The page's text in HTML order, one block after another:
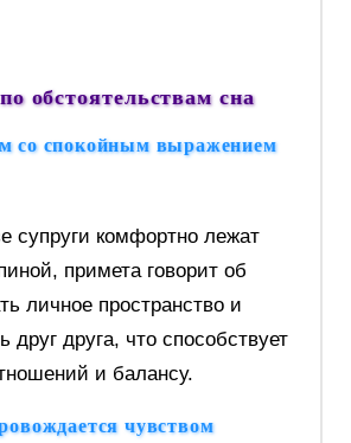
обстоятельствам сна
со спокойным выражением
супруги комфортно лежат
примета говорит об
личное пространство и
друг друга, что способствует
и балансу.
чувством